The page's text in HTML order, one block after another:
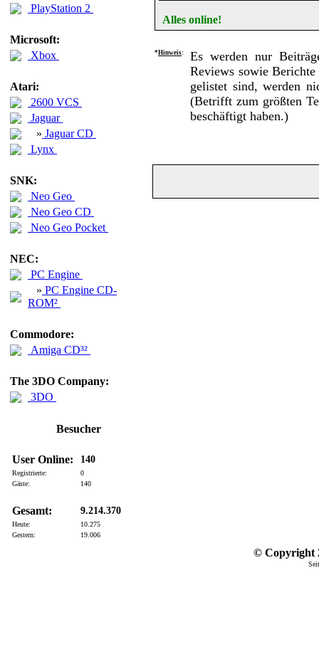
PlayStation 2
Microsoft:
Xbox
Atari:
2600 VCS
Jaguar
» Jaguar CD
Lynx
SNK:
Neo Geo
Neo Geo CD
Neo Geo Pocket
NEC:
PC Engine
» PC Engine CD-
ROM²
Commodore:
Amiga CD³²
The 3DO Company:
3DO
Besucher
User Online: 140
Registrierte:
0
Gäste:
140
Gesamt: 9.214.370
Heute:
10.275
Gestern:
19.006
Alles online!
*Hinweis:
Es werden nur
Reviews sowie
gelistet sind, werden
(Betrifft zum größten
beschäftigt haben.)
© Copyright